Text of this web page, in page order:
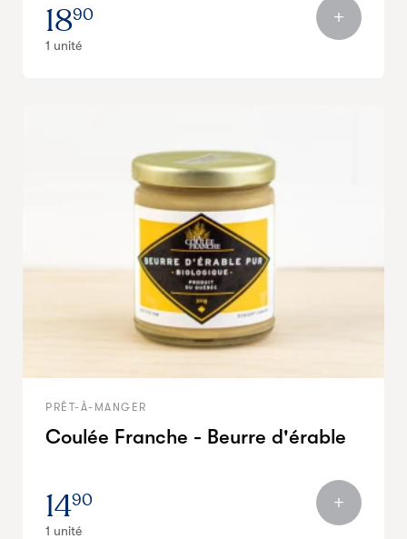
1890
1 unité
PRÊT-À-MANGER
Coulée Franche - Beurre d'érable
1490
1 unité